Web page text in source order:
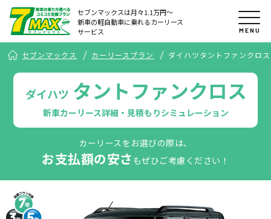
セブンマックスは月々1.1万円〜
新車の軽自動車に乗れるカーリース
サービス
MENU
セブンマックス カーリースプラン ダイハツタントファンクロ
ダイハツ タントファンクロス
新車カーリース詳細・見積もりシミュレーション
カーリースをお選びの際は、
お支払額の安さ もぜひご考慮ください！